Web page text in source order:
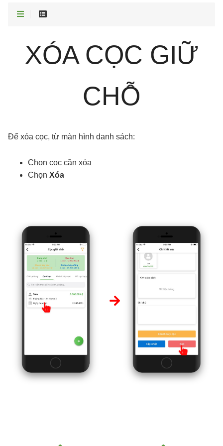
XÓA CỌC GIỮ
CHỖ
Để xóa cọc, từ màn hình danh sách:
Chọn cọc cần xóa
Chọn Xóa